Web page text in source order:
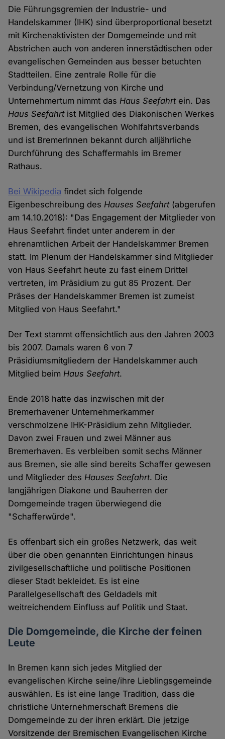
Die Führungsgremien der Industrie- und
Handelskammer (IHK) sind überproportional besetzt
mit Kirchenaktivisten der Domgemeinde und mit
Abstrichen auch von anderen innerstädtischen oder
evangelischen Gemeinden aus besser betuchten
Stadtteilen. Eine zentrale Rolle für die
Verbindung/Vernetzung von Kirche und
Unternehmertum nimmt dasHaus Seefahrtein. Das
Haus Seefahrtist Mitglied des Diakonischen Werkes
Bremen, des evangelischen Wohlfahrtsverbands
und ist BremerInnen bekannt durch alljährliche
Durchführung des Schaffermahls im Bremer
Rathaus.
Bei Wikipedia findet sich folgende
Eigenbeschreibung desHauses Seefahrt(abgerufen
am 14.10.2018): "Das Engagement der Mitglieder von
Haus Seefahrt findet unter anderem in der
ehrenamtlichen Arbeit der Handelskammer Bremen
statt. Im Plenum der Handelskammer sind Mitglieder
von Haus Seefahrt heute zu fast einem Drittel
vertreten, im Präsidium zu gut 85 Prozent. Der
Präses der Handelskammer Bremen ist zumeist
Mitglied von Haus Seefahrt."
Der Text stammt offensichtlich aus den Jahren 2003
bis 2007. Damals waren 6 von 7
Präsidiumsmitgliedern der Handelskammer auch
Mitglied beimHaus Seefahrt.
Ende 2018 hatte das inzwischen mit der
Bremerhavener Unternehmerkammer
verschmolzene IHK-Präsidium zehn Mitglieder.
Davon zwei Frauen und zwei Männer aus
Bremerhaven. Es verbleiben somit sechs Männer
aus Bremen, sie alle sind bereits Schaffer gewesen
und Mitglieder desHauses Seefahrt. Die
langjährigen Diakone und Bauherren der
Domgemeinde tragen überwiegend die
"Schafferwürde".
Es offenbart sich ein großes Netzwerk, das weit
über die oben genannten Einrichtungen hinaus
zivilgesellschaftliche und politische Positionen
dieser Stadt bekleidet. Es ist eine
Parallelgesellschaft des Geldadels mit
weitreichendem Einfluss auf Politik und Staat.
Die Domgemeinde, die Kirche der feinen
Leute
In Bremen kann sich jedes Mitglied der
evangelischen Kirche seine/ihre Lieblingsgemeinde
auswählen. Es ist eine lange Tradition, dass die
christliche Unternehmerschaft Bremens die
Domgemeinde zu der ihren erklärt. Die jetzige
Vorsitzende der Bremischen Evangelischen Kirche